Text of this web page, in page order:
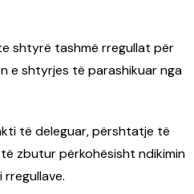
shtyrë tashmë rregullat për
e shtyrjes të parashikuar nga
të deleguar, përshtatje të
zbutur përkohësisht ndikimin